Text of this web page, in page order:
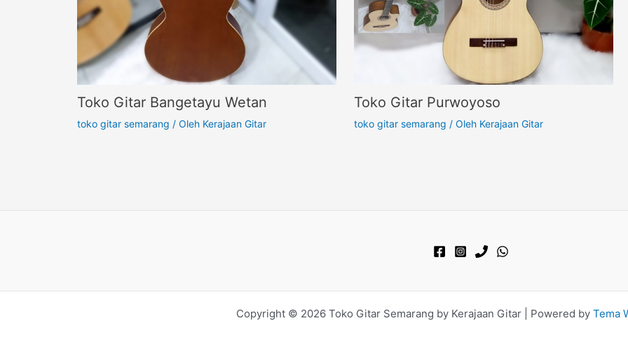
Toko Gitar Bangetayu Wetan
toko gitar semarang / Oleh Kerajaan Gitar
Toko Gitar Purwoyoso
toko gitar semarang / Oleh Kerajaan Gitar
Copyright © 2026 Toko Gitar Semarang by Kerajaan Gitar | Powered by Tema